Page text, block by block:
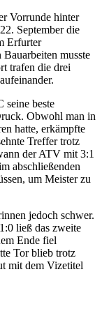
Vorrunde hinter
September die
Erfurter
musste
trafen die drei
seine beste
Obwohl man in
hatte, erkämpfte
Treffer trotz
der ATV mit 3:1
abschließenden
um Meister zu
jedoch schwer.
ließ das zweite
Ende fiel
Tor blieb trotz
mit dem Vizetitel